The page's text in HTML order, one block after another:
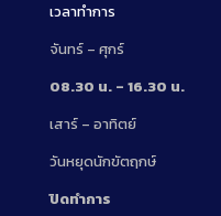
เวลาทำการ
จันทร์ – ศุกร์
08.30 น. – 16.30 น.
เสาร์ – อาทิตย์
วันหยุดนักขัตฤกษ์
ปิดทำการ